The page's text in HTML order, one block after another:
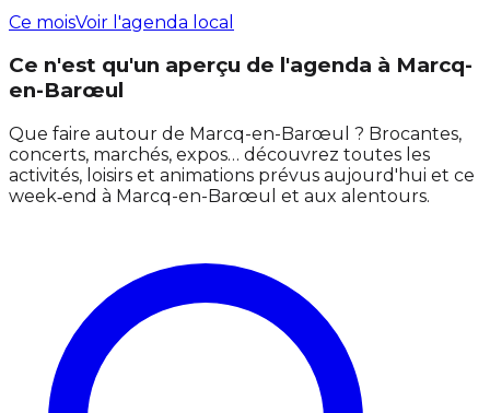
Ce moisVoir l'agenda local
Ce n'est qu'un aperçu de l'agenda à Marcq-
en-Barœul
Que faire autour de Marcq-en-Barœul ? Brocantes,
concerts, marchés, expos… découvrez toutes les
activités, loisirs et animations prévus aujourd'hui et ce
week‑end à Marcq-en-Barœul et aux alentours.